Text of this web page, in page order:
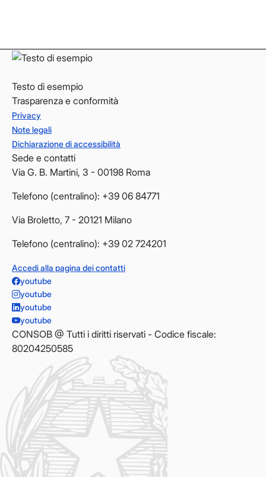
Testo di esempio
Trasparenza e conformità
Privacy
Note legali
Dichiarazione di accessibilità
Sede e contatti
Via G. B. Martini, 3 - 00198 Roma
Telefono (centralino): +39 06 84771
Via Broletto, 7 - 20121 Milano
Telefono (centralino): +39 02 724201
Accedi alla pagina dei contatti
youtube
youtube
youtube
youtube
CONSOB @ Tutti i diritti riservati - Codice fiscale:
80204250585